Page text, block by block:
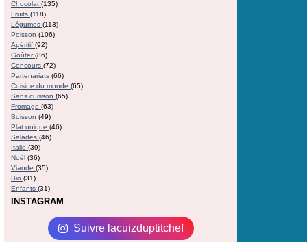
Chocolat (135)
Fruits (118)
Légumes (113)
Poisson (106)
Apéritif (92)
Goûter(86)
Concours (72)
Partenariats (66)
Cuisine du monde (65)
Sans cuisson (65)
Fromage (63)
Boisson (49)
Plat unique (46)
Salades (46)
Italie (39)
Noël (36)
Viande (35)
Bio (31)
Enfants (31)
INSTAGRAM
Suivre lacuizduptitchef